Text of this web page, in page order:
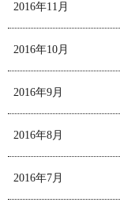
2016年11月
2016年10月
2016年9月
2016年8月
2016年7月